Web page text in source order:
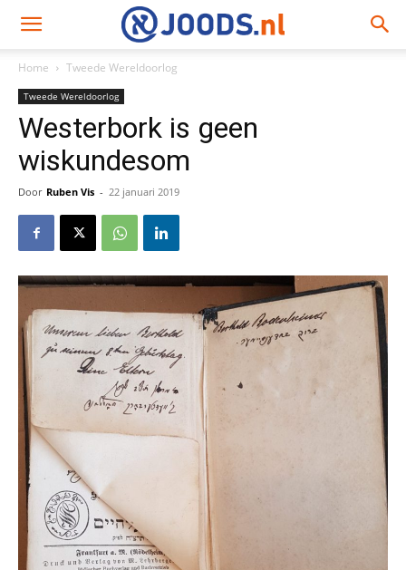
Home Tweede Wereldoorlog
Tweede Wereldoorlog
Westerbork is geen
wiskundesom
Door Ruben Vis - 22 januari 2019